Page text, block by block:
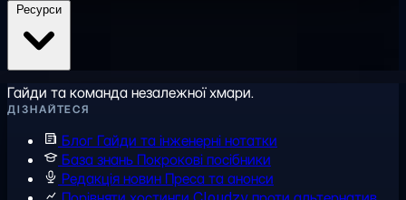
Гайди та команда незалежної хмари.
ДІЗНАЙТЕСЯ
Блог Гайди та інженерні нотатки
База знань Покрокові посібники
Редакція новин Преса та анонси